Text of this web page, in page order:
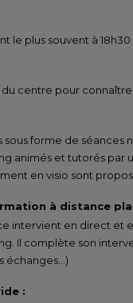
le plus souvent à 18h30
centre pour connaître
sous forme de séances
animés et tutorés par
en visio sont
à distance
intervient en direct et
Il complète son
échanges…)
: